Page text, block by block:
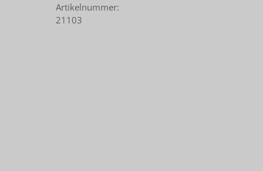
Artikelnummer:
21103